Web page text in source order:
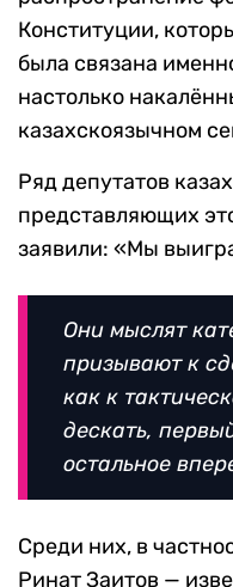
Конституции,
была связана
настолько
казахскоязычном
Ряд депутатов
представляющих
заявили: «Мы
Они мыслят
призывают к
как к
дескать,
остальное
Среди них, в
Ринат Заитов —